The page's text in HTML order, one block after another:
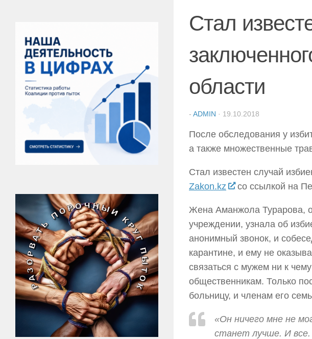
Стал
области
- ADMIN · 19.10.2018
После обследования у
а также множественные
Стал известен случай
Zakon.kz
со ссылкой на
Жена Аманжола Турарова,
учреждении, узнала об
анонимный звонок, и
карантине, и ему не
связаться с мужем ни к
общественникам. Только
больницу, и членам его
«Он ничего мне не
станет лучше. И все.